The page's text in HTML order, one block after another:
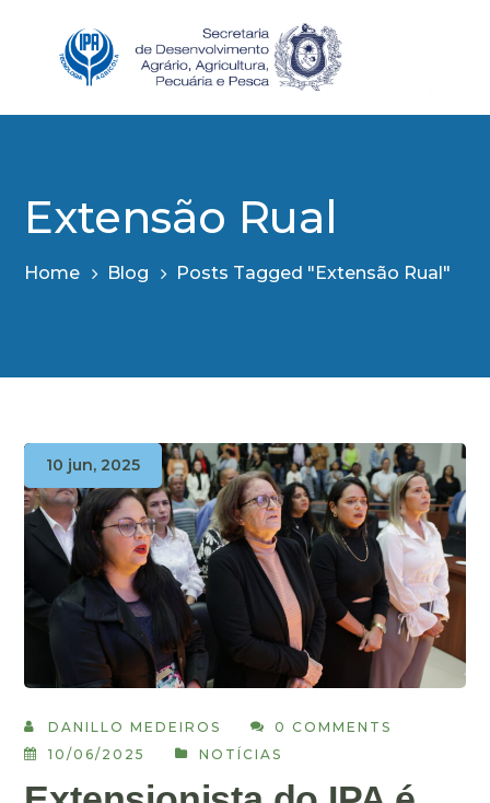
Extensão Rual
Home Blog Posts Tagged "Extensão Rual"
10 jun, 2025
DANILLO MEDEIROS
0 COMMENTS
10/06/2025
NOTÍCIAS